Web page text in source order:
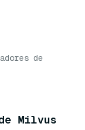
de
Milvus